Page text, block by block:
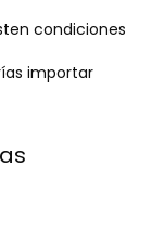
condiciones
importar